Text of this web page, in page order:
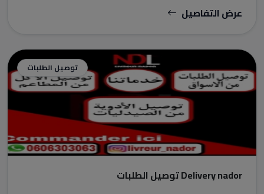
عرض التفاصيل
توصيل الطلبات
Delivery nador توصيل الطلبات